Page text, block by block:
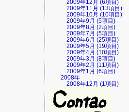
2009年12月 (6項目)
2009年11月 (13項目)
2009年10月 (10項目)
2009年9月 (5項目)
2009年8月 (2項目)
2009年7月 (5項目)
2009年6月 (25項目)
2009年5月 (19項目)
2009年4月 (10項目)
2009年3月 (8項目)
2009年2月 (11項目)
2009年1月 (6項目)
2008年
2008年12月 (1項目)